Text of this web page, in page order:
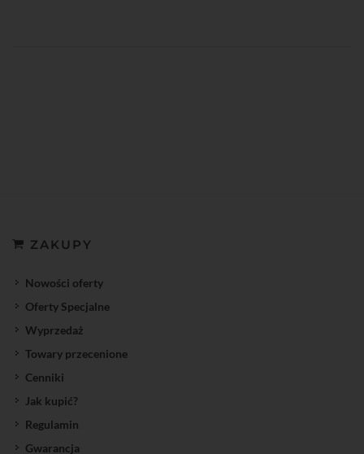
ZAKUPY
Nowości oferty
Oferty Specjalne
Wyprzedaż
Towary przecenione
Cenniki
Jak kupić?
Regulamin
Gwarancja